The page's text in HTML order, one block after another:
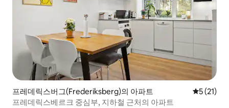
프레데릭스버그(Frederiksberg)의 아파트 평점 5점
5 (21)
프레데릭스베르크 중심부, 지하철 근처의 아파트